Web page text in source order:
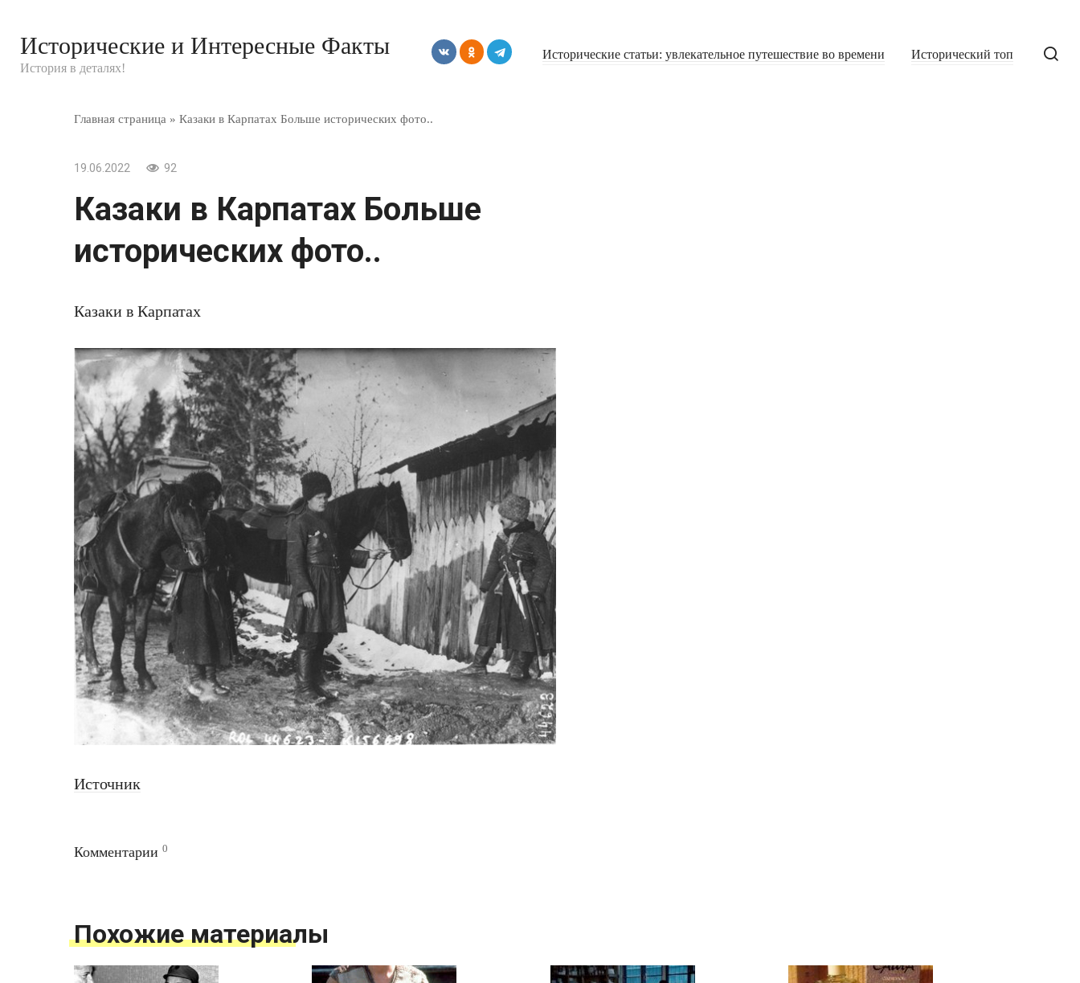
контенту
Исторические и Интересные Факты
История в деталях!
Исторические статьи: увлекательное путешествие во времени Исторический топ
Главная страница » Казаки в Карпатах Больше исторических фото..
19.06.2022 92
Казаки в Карпатах Больше
исторических фото..
Казаки в Карпатах
Источник
Комментарии 0
Похожие материалы